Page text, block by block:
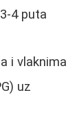
4 puta
i vlaknima
uz